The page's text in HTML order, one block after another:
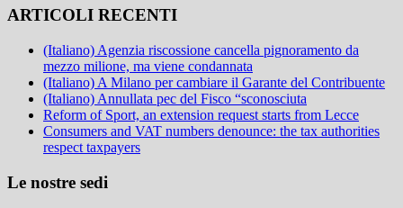
ARTICOLI RECENTI
(Italiano) Agenzia riscossione cancella pignoramento da
mezzo milione, ma viene condannata
(Italiano) A Milano per cambiare il Garante del Contribuente
(Italiano) Annullata pec del Fisco “sconosciuta
Reform of Sport, an extension request starts from Lecce
Consumers and VAT numbers denounce: the tax authorities
respect taxpayers
Le nostre sedi